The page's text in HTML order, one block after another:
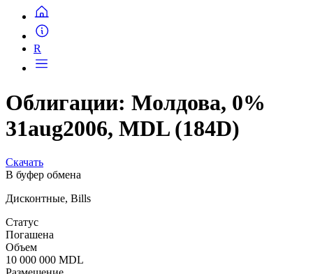
31aug2006, MDL (184D)
В буфер обмена
Дисконтные, Bills
Статус